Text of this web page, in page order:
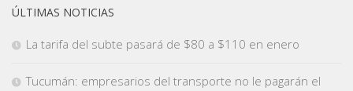
ÚLTIMAS NOTICIAS
La tarifa del subte pasará de $80 a $110 en enero
Tucumán: empresarios del transporte no le pagarán el